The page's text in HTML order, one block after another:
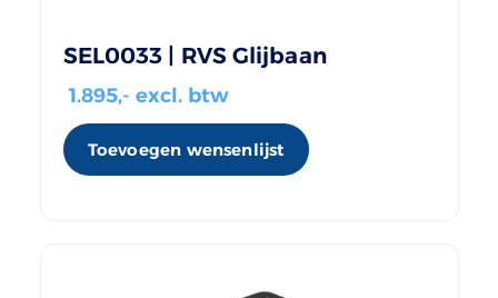
SEL0033 | RVS Glijbaan
1.895,- excl. btw
Toevoegen wensenlijst